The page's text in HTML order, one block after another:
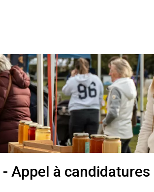
Appel à candidatures